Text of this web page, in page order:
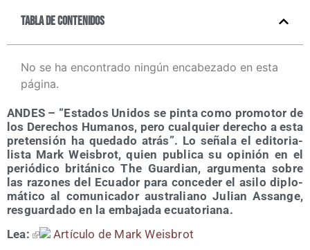
Tabla de contenidos
No se ha encontrado ningún encabezado en esta
página.
ANDES – “Esta­dos Uni­dos se pin­ta como pro­mo­tor de
los Dere­chos Huma­nos, pero cual­quier dere­cho a esta
pre­ten­sión ha que­da­do atrás”. Lo seña­la el edi­to­ria­
lis­ta Mark Weis­brot, quien publi­ca su opi­nión en el
perió­di­co bri­tá­ni­co The Guar­dian, argu­men­ta sobre
las razo­nes del Ecua­dor para con­ce­der el asi­lo diplo­
má­ti­co al comu­ni­ca­dor aus­tra­liano Julian Assan­ge,
res­guar­da­do en la emba­ja­da ecuatoriana.
Lea:
Artícu­lo de Mark Weisbrot